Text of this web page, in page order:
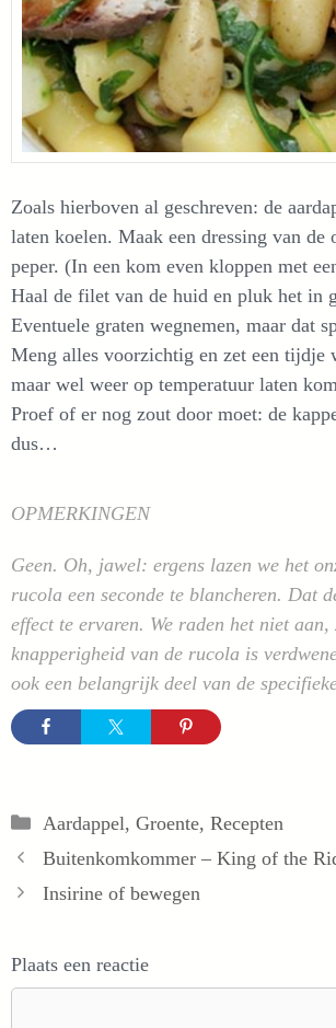
Zoals hierboven al geschreven: de
laten koelen. Maak een dressing van de
peper. (In een kom even kloppen met
Haal de filet van de huid en pluk het in
Eventuele graten wegnemen, maar dat
Meng alles voorzichtig en zet een tijdje
maar wel weer op temperatuur laten
Proef of er nog zout door moet: de
dus…
OPMERKINGEN
Geen. Oh, jawel: ergens lazen we het
rucola een seconde te blancheren. Dat
effect te ervaren. We raden het niet
knapperigheid van de rucola is
ook een belangrijk deel van de
Categorieën
Aardappel, Groente, Recepten
Buitenkomkommer – King of the
Insirine of bewegen
Plaats een reactie